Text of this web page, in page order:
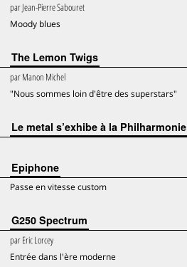
parJean-Pierre Sabouret
Moody blues
The Lemon Twigs
parManon Michel
"Nous sommes loin d'être des superstars"
Le metal s’exhibe à la Philharmonie
Epiphone
Passe en vitesse custom
G250 Spectrum
parEric Lorcey
Entrée dans l'ère moderne